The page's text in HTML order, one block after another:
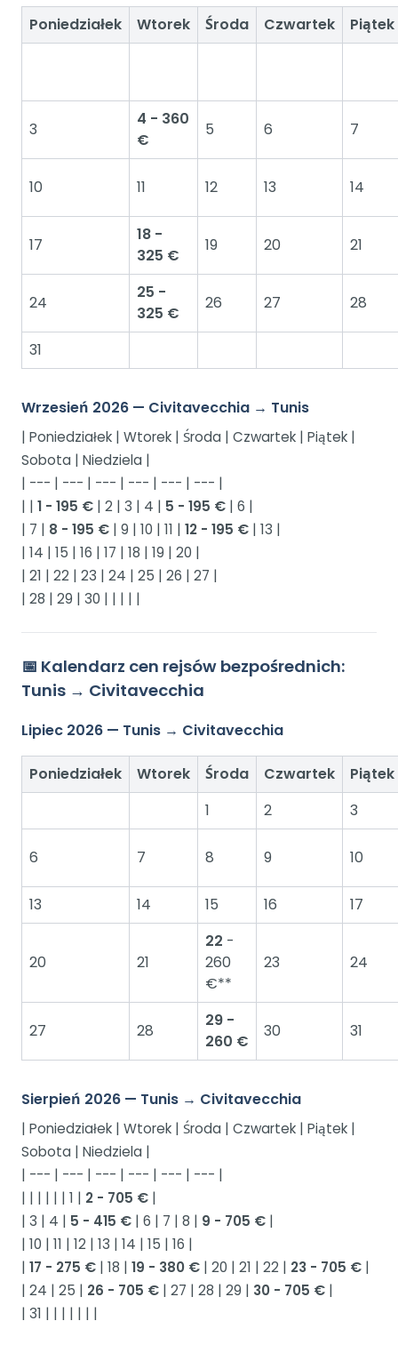
Poniedziałek Wtorek Środa Czwartek Piątek
3
4 - 360
€
5 6 7
10 11 12 13 14
17
18 -
325 €
19 20 21
24
25 -
325 €
26 27 28
31
Wrzesień 2026 — Civitavecchia → Tunis
| Poniedziałek | Wtorek | Środa | Czwartek | Piątek |
Sobota | Niedziela |
| --- | --- | --- | --- | --- | --- |
| | 1 - 195 € | 2 | 3 | 4 | 5 - 195 € | 6 |
| 7 | 8 - 195 € | 9 | 10 | 11 | 12 - 195 € | 13 |
| 14 | 15 | 16 | 17 | 18 | 19 | 20 |
| 21 | 22 | 23 | 24 | 25 | 26 | 27 |
| 28 | 29 | 30 | | | | |
📅 Kalendarz cen rejsów bezpośrednich:
Tunis → Civitavecchia
Lipiec 2026 — Tunis → Civitavecchia
Poniedziałek Wtorek Środa Czwartek
Piątek
1
2 3
6 7 8 9 10
13 14 15 16 17
20 21
22 -
260
€**
23 24
27 28
29 -
260 €
30 31
Sierpień 2026 — Tunis → Civitavecchia
| Poniedziałek | Wtorek | Środa | Czwartek | Piątek |
Sobota | Niedziela |
| --- | --- | --- | --- | --- | --- |
| | | | | | 1 | 2 - 705 € |
| 3 | 4 | 5 - 415 € | 6 | 7 | 8 | 9 - 705 € |
| 10 | 11 | 12 | 13 | 14 | 15 | 16 |
| 17 - 275 € | 18 | 19 - 380 € | 20 | 21 | 22 | 23 - 705 € |
| 24 | 25 | 26 - 705 € | 27 | 28 | 29 | 30 - 705 € |
| 31 | | | | | | |